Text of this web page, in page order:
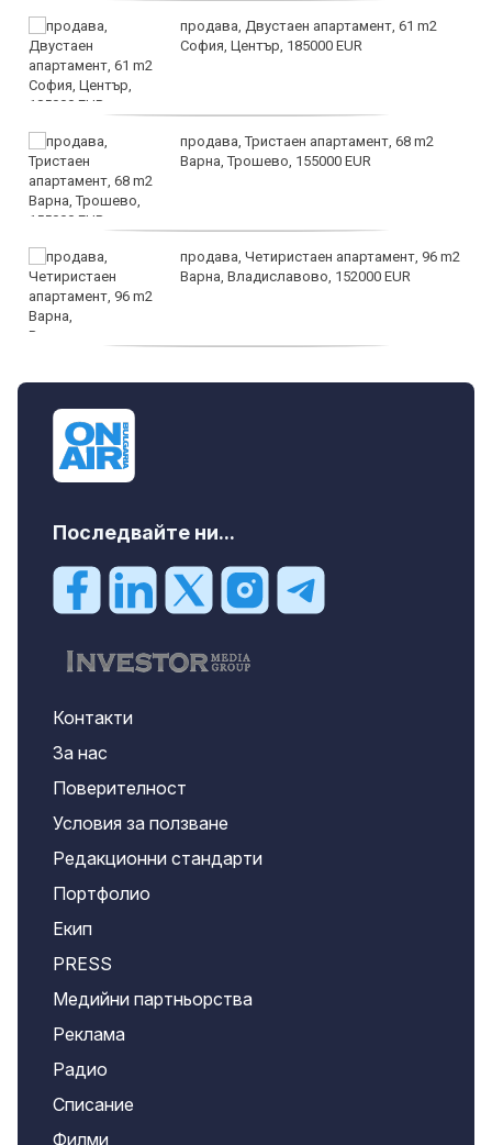
продава, Двустаен апартамент, 61 m2
София, Център, 185000 EUR
продава, Тристаен апартамент, 68 m2
Варна, Трошево, 155000 EUR
продава, Четиристаен апартамент, 96 m2
Варна, Владиславово, 152000 EUR
Последвайте ни...
Контакти
За нас
Поверителност
Условия за ползване
Редакционни стандарти
Портфолио
Екип
PRESS
Медийни партньорства
Реклама
Радио
Списание
Филми